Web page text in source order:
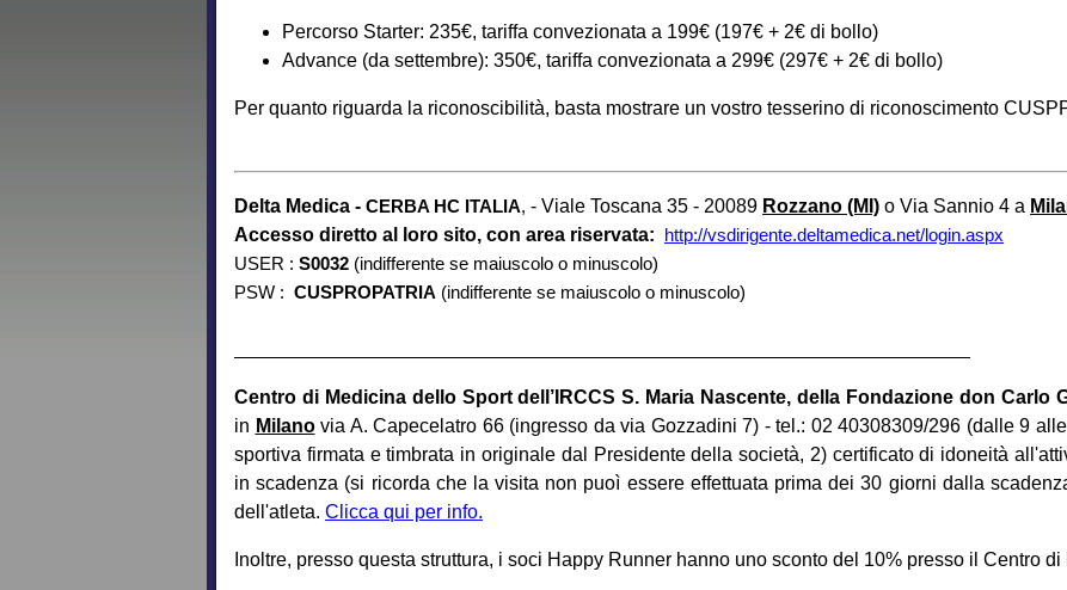
Percorso Starter: 235€, tariffa convezionata a 199€ (197€ + 2€ di bollo)
Advance (da settembre): 350€, tariffa convezionata a 299€ (297€ + 2€ di bollo)
Per quanto riguarda la riconoscibilità, basta mostrare un vostro tesserino di riconoscimento
Delta Medica - CERBA HC ITALIA, - Viale Toscana 35 - 20089 Rozzano (MI) o Via Sannio 4 a
Accesso diretto al loro sito, con area riservata:
http://vsdirigente.deltamedica.net/login.aspx
USER : S0032 (indifferente se maiuscolo o minuscolo)
PSW : CUSPROPATRIA (indifferente se maiuscolo o minuscolo)
Centro di Medicina dello Sport dell’IRCCS S. Maria Nascente, della Fondazione don Carlo
in Milanovia A. Capecelatro 66 (ingresso da via Gozzadini 7) - tel.: 02 40308309/296 (dalle 9
sportiva firmata e timbrata in originale dal Presidente della società, 2) certificato di idoneità
in scadenza (si ricorda che la visita non puoì essere effettuata prima dei 30 giorni dalla
dell'atleta. Clicca qui per info.
Inoltre, presso questa struttura, i soci Happy Runner hanno uno sconto del 10% presso il Centro